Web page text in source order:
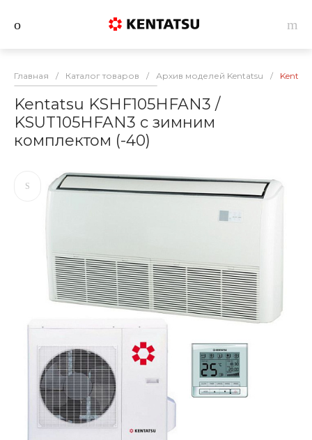
Главная / Каталог товаров / Архив моделей Kentatsu /
Kentatsu KSHF105HFAN3 /
KSUT105HFAN3 с зимним
комплектом (-40)